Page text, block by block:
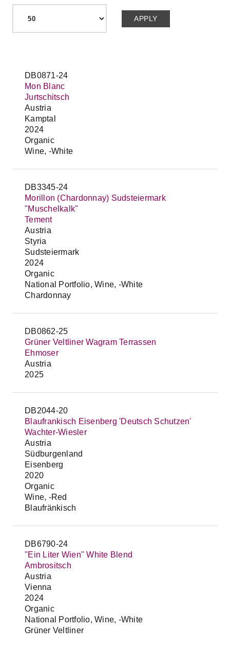
DB0871-24
Mon Blanc
Jurtschitsch
Austria
Kamptal
2024
Organic
Wine, -White
DB3345-24
Morillon (Chardonnay) Sudsteiermark
"Muschelkalk"
Tement
Austria
Styria
Sudsteiermark
2024
Organic
National Portfolio, Wine, -White
Chardonnay
DB0862-25
Grüner Veltliner Wagram Terrassen
Ehmoser
Austria
2025
DB2044-20
Blaufrankisch Eisenberg 'Deutsch Schutzen'
Wachter-Wiesler
Austria
Südburgenland
Eisenberg
2020
Organic
Wine, -Red
Blaufränkisch
DB6790-24
"Ein Liter Wien" White Blend
Ambrositsch
Austria
Vienna
2024
Organic
National Portfolio, Wine, -White
Grüner Veltliner